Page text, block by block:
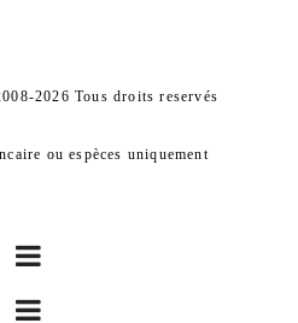
2026 Tous droits reservés
ou espèces uniquement